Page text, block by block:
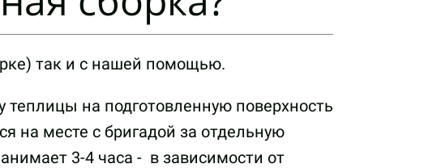
так и с нашей помощью.
теплицы на подготовленную поверхность
на месте с бригадой за отдельную
3-4 часа - в зависимости от